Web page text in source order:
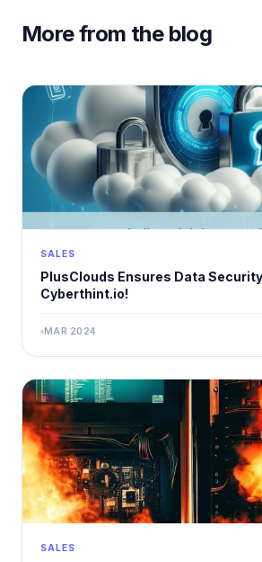
More from the blog
SALES
PlusClouds Ensures Data
Cyberthint.io!
MAR 2024
SALES